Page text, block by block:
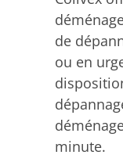
de
ou en
minute.